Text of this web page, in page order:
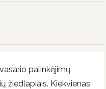
palinkėjimų
žiedlapiais. Kiekvienas